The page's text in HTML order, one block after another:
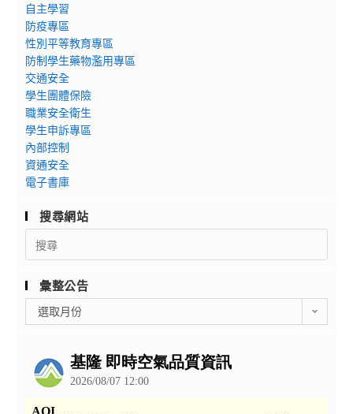
自主學習
防疫專區
性別平等教育專區
防制學生藥物濫用專區
交通安全
學生團體保險
職業安全衛生
學生申訴專區
內部控制
資通安全
電子書庫
搜尋網站
Search
for:
彙整公告
整
選取月份